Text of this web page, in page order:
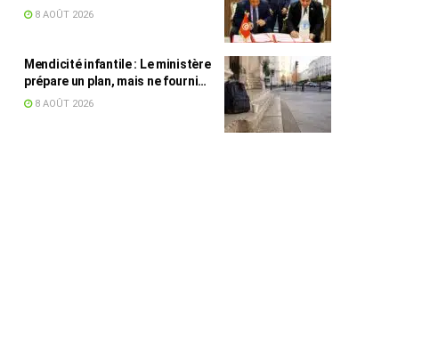
de pin d’Alep
8 AOÛT 2026
Mendicité infantile : Le ministère
prépare un plan, mais ne fournit
toujours aucun chiffre
8 AOÛT 2026